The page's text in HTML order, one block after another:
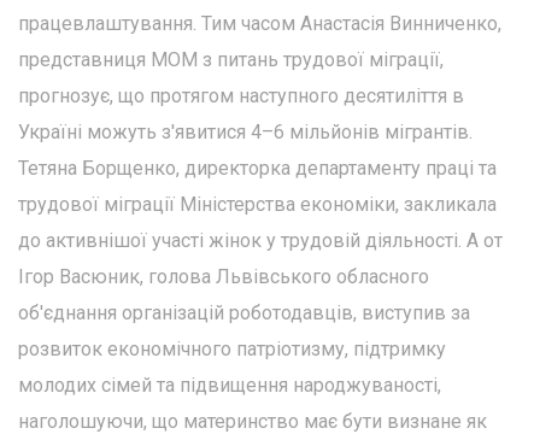
працевлаштування. Тим часом Анастасія Винниченко,
представниця МОМ з питань трудової міграції,
прогнозує, що протягом наступного десятиліття в
Україні можуть з'явитися 4–6 мільйонів мігрантів.
Тетяна Борщенко, директорка департаменту праці та
трудової міграції Міністерства економіки, закликала
до активнішої участі жінок у трудовій діяльності. А от
Ігор Васюник, голова Львівського обласного
об'єднання організацій роботодавців, виступив за
розвиток економічного патріотизму, підтримку
молодих сімей та підвищення народжуваності,
наголошуючи, що материнство має бути визнане як